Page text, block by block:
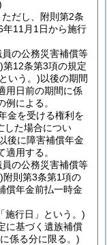
ただし、附則第2条
11月1日から施行
の公務災害補償等
第12条第3項の規定
いう。)以後の期間
用日前の期間に係
による。
金を受ける権利を
した場合につい
後に障害補償年金
用する。
の公務災害補償等
附則第3条第1項の
償年金前払一時金
施行日」という。)
に基づく遺族補償
係る分に限る。)